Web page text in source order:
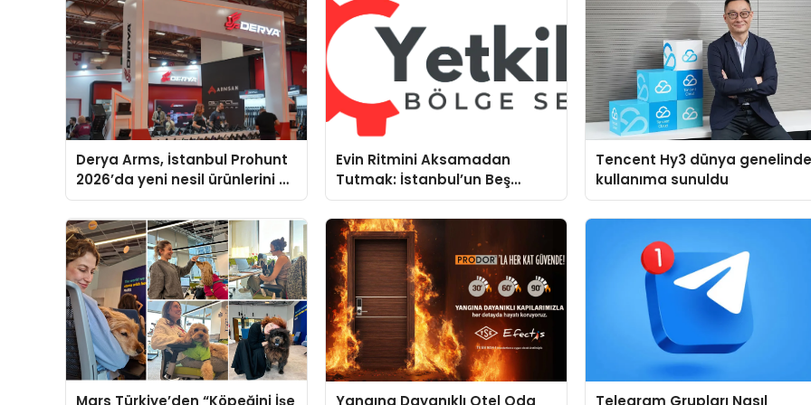
Derya Arms, İstanbul Prohunt
2026’da yeni nesil ürünlerini ve
global marka vizyonunu
sergiledi
Evin Ritmini Aksamadan
Tutmak: İstanbul’un Beş
Yoğun Semtinde Samimi Bir
Teknik Servis Hikayesi
Tencent Hy3 dünya
kullanıma sunuldu
Mars Türkiye’den “Köpeğini İşe Yangına Dayanıklı Otel Oda Telegram Grupları Nasıl